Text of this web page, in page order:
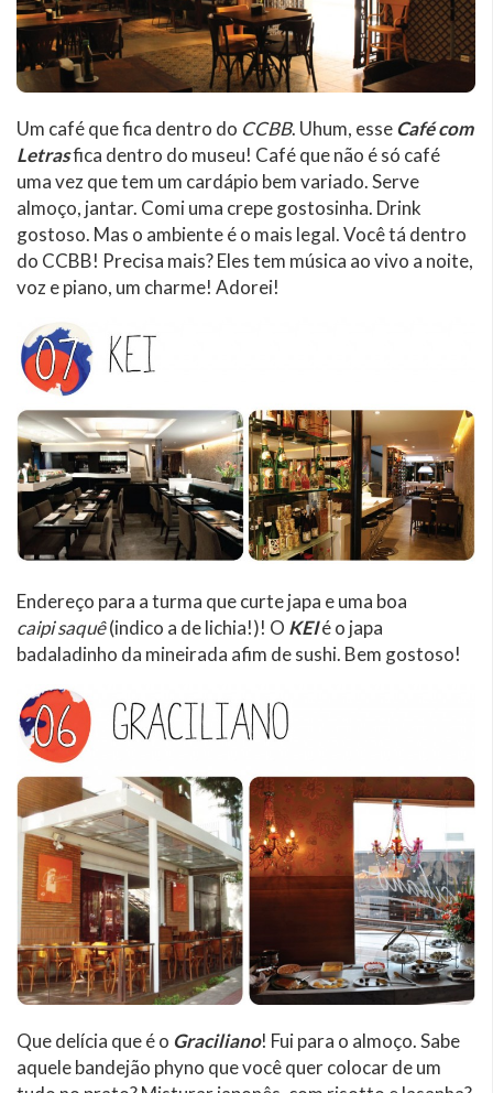
Um café que fica dentro do CCBB. Uhum, esseCafé com
Letrasfica dentro do museu! Café que não é só café
uma vez que tem um cardápio bem variado. Serve
almoço, jantar. Comi uma crepe gostosinha. Drink
gostoso. Mas o ambiente é o mais legal. Você tá dentro
do CCBB! Precisa mais? Eles tem música ao vivo a noite,
voz e piano, um charme! Adorei!
Endereço para a turma que curte japa e uma boa
caipi saquê(indico a de lichia!)! O KEIé o japa
badaladinho da mineirada afim de sushi. Bem gostoso!
Que delícia que é o Graciliano! Fui para o almoço. Sabe
aquele bandejão phyno que você quer colocar de um